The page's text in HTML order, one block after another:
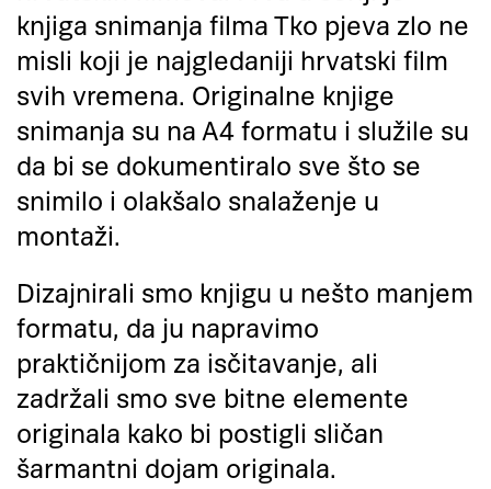
knjiga snimanja filma Tko pjeva zlo ne
misli koji je najgledaniji hrvatski film
svih vremena. Originalne knjige
snimanja su na A4 formatu i služile su
da bi se dokumentiralo sve što se
snimilo i olakšalo snalaženje u
montaži.
Dizajnirali smo knjigu u nešto manjem
formatu, da ju napravimo
praktičnijom za isčitavanje, ali
zadržali smo sve bitne elemente
originala kako bi postigli sličan
šarmantni dojam originala.